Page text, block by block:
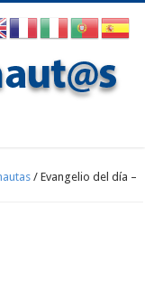
/ Evangelio del día –